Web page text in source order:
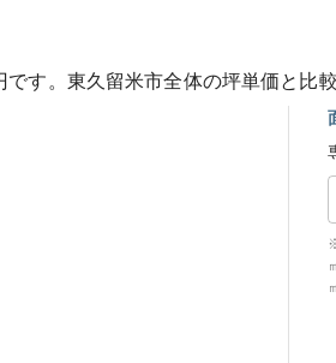
です。 東久留米市全体の坪単価と比